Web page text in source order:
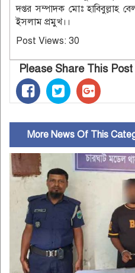
দপ্তর সম্পাদক মোঃ হাবিবুল্লাহ
ইসলাম প্রমুখ।।
Post Views: 30
Please Share This
More News Of This